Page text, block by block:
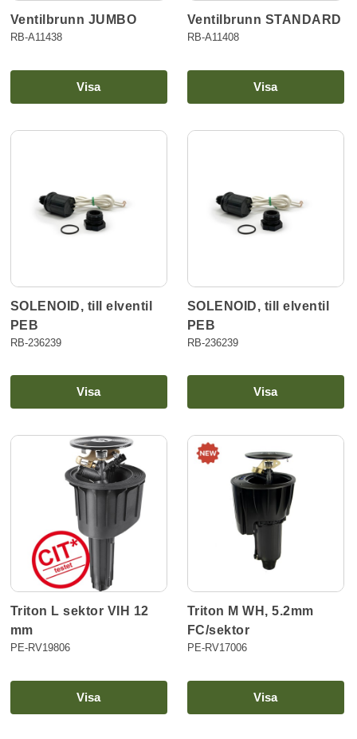
Ventilbrunn JUMBO
RB-A11438
Visa
Ventilbrunn STANDARD
RB-A11408
Visa
SOLENOID, till elventil
PEB
RB-236239
Visa
SOLENOID, till elventil
PEB
RB-236239
Visa
Triton L sektor VIH 12
mm
PE-RV19806
Visa
Triton M WH, 5.2mm
FC/sektor
PE-RV17006
Visa